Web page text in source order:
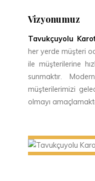
Vizyonumuz
Tavukçuyolu
her yerde müşteri
ile müşterilerine
sunmaktır.
müşterilerimizi
olmayı